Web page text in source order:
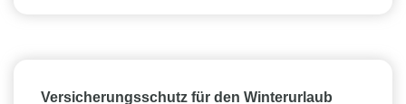
Versicherungsschutz für den Winterurlaub